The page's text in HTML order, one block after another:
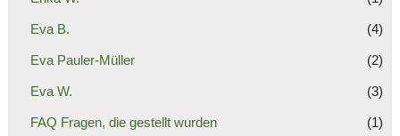
Eva B. (4)
Eva Pauler-Müller (2)
Eva W. (3)
FAQ Fragen, die gestellt wurden (1)